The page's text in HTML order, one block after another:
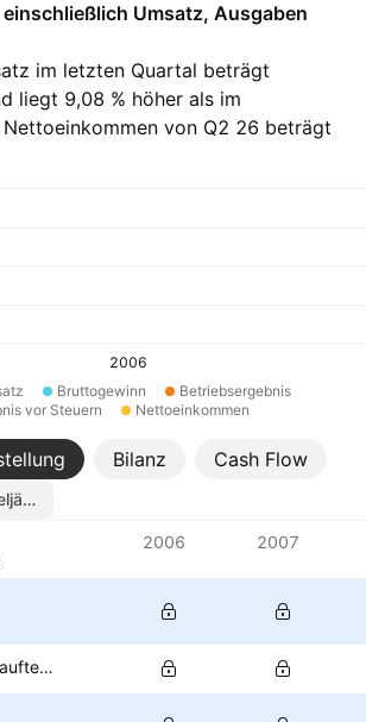
Umsatz, Ausgaben
im letzten Quartal beträgt
liegt 9,08 % höher als im
von Q2 26 beträgt
2006
Bruttogewinn
Betriebsergebnis
vor Steuern
Nettoeinkommen
Bilanz Cash Flow
2006 2007
Kosten der verkauften Güter